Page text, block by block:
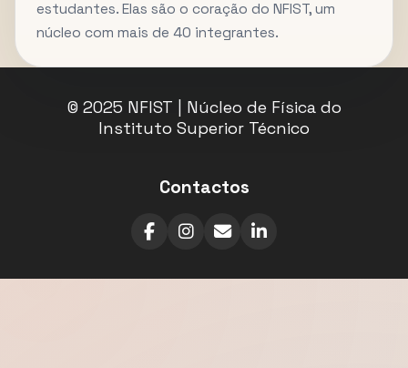
estudantes. Elas são o coração do NFIST, um
núcleo com mais de 40 integrantes.
© 2025 NFIST | Núcleo de Física do
Instituto Superior Técnico
Contactos